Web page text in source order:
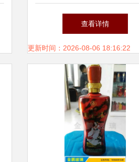
红葡萄酒的供应链传奇与
探析
查看详情
更新时间：2026-08-06 18:16:22